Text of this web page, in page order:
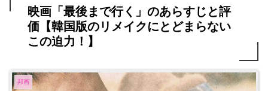
映画「最後まで行く」のあらすじと評
価【韓国版のリメイクにとどまらない
この迫力！】
邦画